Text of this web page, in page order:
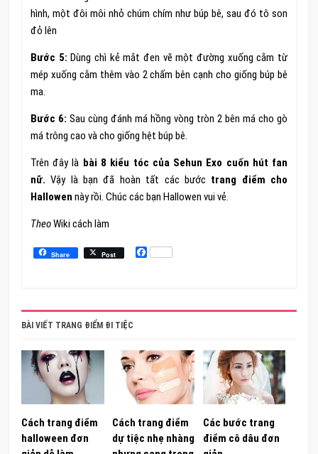
hình, một đôi môi nhỏ chúm chím như búp bê, sau đó tô son
đỏ lên
Bước 5: Dùng chì kẻ mắt đen vẽ một đường xuống cằm từ
mép xuống cằm thêm vào 2 chấm bên cạnh cho giống búp bê
ma.
Bước 6: Sau cùng đánh má hồng vòng tròn 2 bên má cho gò
má trông cao và cho giống hệt búp bê.
Trên đây là bài 8 kiểu tóc của Sehun Exo cuốn hút fan
nữ.Vậy là bạn đã hoàn tất các bước trang điểm cho
Hallowen này rồi. Chúc các bạn Hallowen vui vẻ.
TheoWiki cách làm
Share Post Facebook
BÀI VIẾT TRANG ĐIỂM ĐI TIỆC
Cách trang điểm
halloween đơn
Cách trang điểm
dự tiệc nhẹ nhàng
Các bước trang
điểm cô dâu đơn